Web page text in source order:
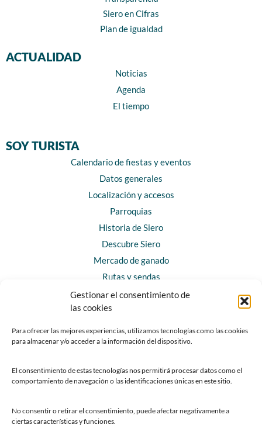
Gestionar el consentimiento de
las cookies
Para ofrecer las mejores experiencias, utilizamos tecnologías como las cookies
para almacenar y/o acceder a la información del dispositivo.
El consentimiento de estas tecnologías nos permitirá procesar datos como el
comportamiento de navegación o las identificaciones únicas en este sitio.
No consentir o retirar el consentimiento, puede afectar negativamente a
ciertas características y funciones.
Siero en Cifras
Plan de igualdad
ACTUALIDAD
Noticias
Agenda
El tiempo
SOY TURISTA
Calendario de fiestas y eventos
Datos generales
Localización y accesos
Parroquias
Historia de Siero
Descubre Siero
Mercado de ganado
Rutas y sendas
Horarios y contacto
Teléfonos de interés
Chatbot Siero
SEDES ELECTRÓNICAS
Sede del Ayuntamiento de Siero